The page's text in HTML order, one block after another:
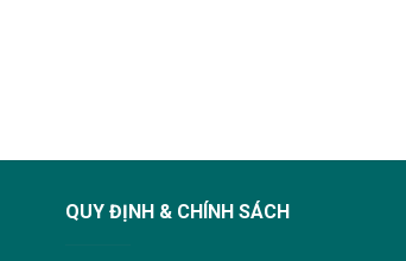
QUY ĐỊNH & CHÍNH SÁCH